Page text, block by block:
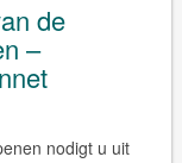
de
–
nodigt u uit